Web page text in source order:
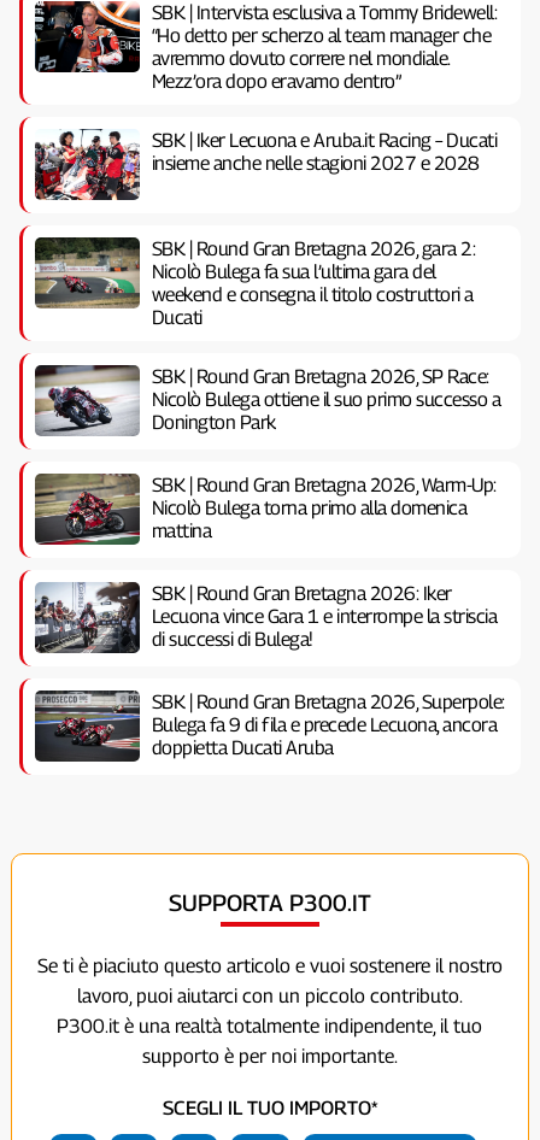
SBK | Intervista esclusiva a Tommy Bridewell:
“Ho detto per scherzo al team manager che
avremmo dovuto correre nel mondiale.
Mezz’ora dopo eravamo dentro”
SBK | Iker Lecuona e Aruba.it Racing – Ducati
insieme anche nelle stagioni 2027 e 2028
SBK | Round Gran Bretagna 2026, gara 2:
Nicolò Bulega fa sua l’ultima gara del
weekend e consegna il titolo costruttori a
Ducati
SBK | Round Gran Bretagna 2026, SP Race:
Nicolò Bulega ottiene il suo primo successo a
Donington Park
SBK | Round Gran Bretagna 2026, Warm-Up:
Nicolò Bulega torna primo alla domenica
mattina
SBK | Round Gran Bretagna 2026: Iker
Lecuona vince Gara 1 e interrompe la striscia
di successi di Bulega!
SBK | Round Gran Bretagna 2026, Superpole:
Bulega fa 9 di fila e precede Lecuona, ancora
doppietta Ducati Aruba
SUPPORTA P300.IT
Se ti è piaciuto questo articolo e vuoi sostenere il nostro
lavoro, puoi aiutarci con un piccolo contributo.
P300.it è una realtà totalmente indipendente, il tuo
supporto è per noi importante.
SCEGLI IL TUO IMPORTO*